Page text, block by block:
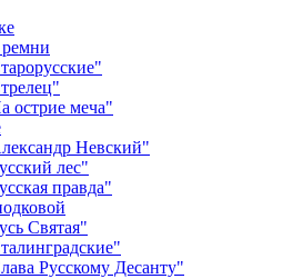
острие меча"
Невский"
лес"
правда"
Святая"
Русскому Десанту"